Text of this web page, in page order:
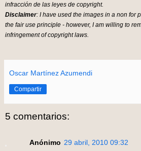
infracción de las leyes de copyright.
Disclaimer: I have used the images in a non for
the fair use principle - however, I am willing to
infringement of copyright laws.
Oscar Martínez Azumendi
Compartir
5 comentarios:
Anónimo 29 abril, 2010 09:32